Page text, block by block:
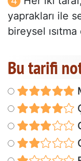
yaprakları ile
bireysel
Bu tarifi